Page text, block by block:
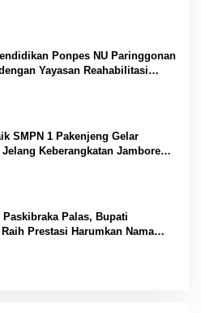
Ponpes NU Paringgonan
Yayasan Reahabilitasi
SMPN 1 Pakenjeng Gelar
Jelang Keberangkatan Jambore
Paskibraka Palas, Bupati
Raih Prestasi Harumkan Nama